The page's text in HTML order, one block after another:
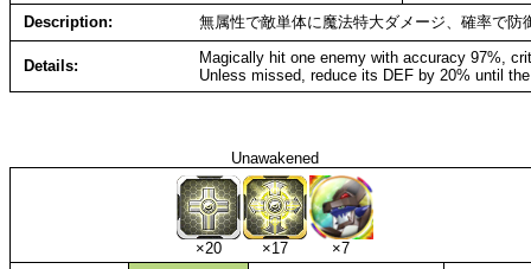
Description
無属性で敵単体に魔法特大ダメージ、確率で防
Details
Magically hit one enemy with accuracy 97%,
Unless missed, reduce its DEF by 20% until
Unawakened
×20 ×17
×7